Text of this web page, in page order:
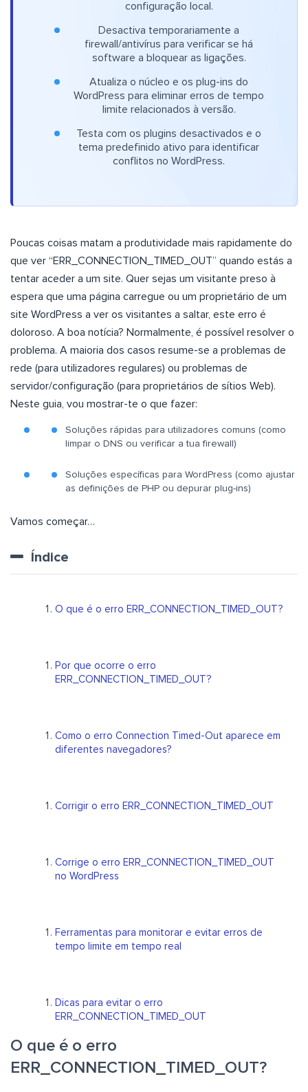
configuração local.
Desactiva temporariamente a
firewall/antivírus para verificar se há
software a bloquear as ligações.
Atualiza o núcleo e os plug-ins do
WordPress para eliminar erros de tempo
limite relacionados à versão.
Testa com os plugins desactivados e o
tema predefinido ativo para identificar
conflitos no WordPress.
Poucas coisas matam a produtividade mais rapidamente do
que ver “ERR_CONNECTION_TIMED_OUT” quando estás a
tentar aceder a um site. Quer sejas um visitante preso à
espera que uma página carregue ou um proprietário de um
site WordPress a ver os visitantes a saltar, este erro é
doloroso. A boa notícia? Normalmente, é possível resolver o
problema. A maioria dos casos resume-se a problemas de
rede (para utilizadores regulares) ou problemas de
servidor/configuração (para proprietários de sítios Web).
Neste guia, vou mostrar-te o que fazer:
Soluções rápidas para utilizadores comuns (como
limpar o DNS ou verificar a tua firewall)
Soluções específicas para WordPress (como ajustar
as definições de PHP ou depurar plug-ins)
Vamos começar…
Índice
O que é o erro ERR_CONNECTION_TIMED_OUT?
Por que ocorre o erro
ERR_CONNECTION_TIMED_OUT?
Como o erro Connection Timed-Out aparece em
diferentes navegadores?
Corrigir o erro ERR_CONNECTION_TIMED_OUT
Corrige o erro ERR_CONNECTION_TIMED_OUT
no WordPress
Ferramentas para monitorar e evitar erros de
tempo limite em tempo real
Dicas para evitar o erro
ERR_CONNECTION_TIMED_OUT
O que é o erro
ERR_CONNECTION_TIMED_OUT?